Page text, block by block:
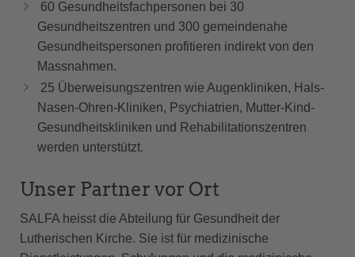
60 Gesundheitsfachpersonen bei 30
Gesundheitszentren und 300 gemeindenahe
Gesundheitspersonen profitieren indirekt von den
Massnahmen.
25 Überweisungszentren wie Augenkliniken, Hals-
Nasen-Ohren-Kliniken, Psychiatrien, Mutter-Kind-
Gesundheitskliniken und Rehabilitationszentren
werden unterstützt.
Unser Partner vor Ort
SALFA heisst die Abteilung für Gesundheit der
Lutherischen Kirche. Sie ist für medizinische